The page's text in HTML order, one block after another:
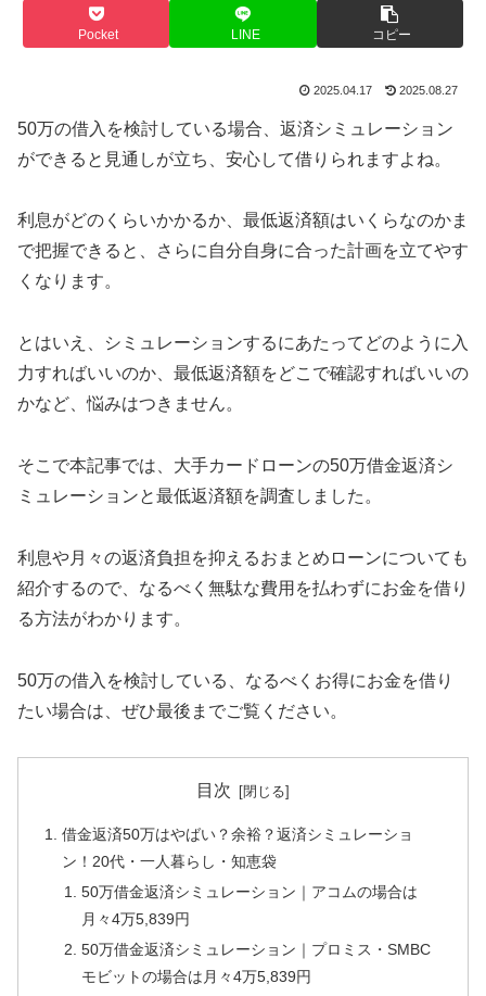
Pocket LINE コピー
2025.04.17 2025.08.27
50万の借入を検討している場合、返済シミュレーション
ができると見通しが立ち、安心して借りられますよね。
利息がどのくらいかかるか、最低返済額はいくらなのかま
で把握できると、さらに自分自身に合った計画を立てやす
くなります。
とはいえ、シミュレーションするにあたってどのように入
力すればいいのか、最低返済額をどこで確認すればいいの
かなど、悩みはつきません。
そこで本記事では、大手カードローンの50万借金返済シ
ミュレーションと最低返済額を調査しました。
利息や月々の返済負担を抑えるおまとめローンについても
紹介するので、なるべく無駄な費用を払わずにお金を借り
る方法がわかります。
50万の借入を検討している、なるべくお得にお金を借り
たい場合は、ぜひ最後までご覧ください。
目次
借金返済50万はやばい？余裕？返済シミュレーショ
ン！20代・一人暮らし・知恵袋
50万借金返済シミュレーション｜アコムの場合は
月々4万5,839円
50万借金返済シミュレーション｜プロミス・SMBC
モビットの場合は月々4万5,839円